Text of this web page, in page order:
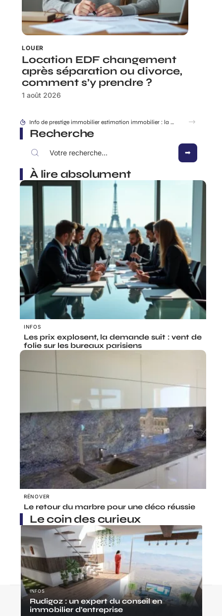
LOUER
Location EDF changement
après séparation ou divorce,
comment s’y prendre ?
1 août 2026
Quartiers chic Marseille : où vivre au calme sans s’exiler ?
Recherche
À lire absolument
INFOS
Les prix explosent, la demande suit : vent de
folie sur les bureaux parisiens
RÉNOVER
Le retour du marbre pour une déco réussie
Le coin des curieux
INFOS
Rudigoz : un expert du conseil en
immobilier d’entreprise
© 2025 | logetoi.fr
Mentions Légales Sitemap